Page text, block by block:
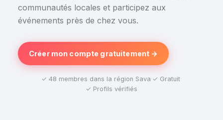
communautés locales et participez aux
événements près de chez vous.
Créer mon compte gratuitement →
✓ 48 membres dans la région Sava·✓ Gratuit·
✓ Profils vérifiés